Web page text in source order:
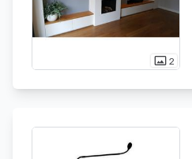
photo_size_select_actual2